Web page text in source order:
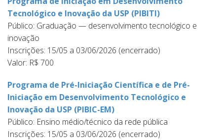
Tecnológico e Inovação da USP (PIBITI)
Público: Graduação — desenvolvimento tecnológico e
inovação
Inscrições: 15/05 a 03/06/2026 (encerrado)
Valor: R$ 700
Programa de Pré-Iniciação Científica e de Pré-
Iniciação em Desenvolvimento Tecnológico e
Inovação da USP (PIBIC-EM)
Público: Ensino médio/técnico da rede pública
Inscrições: 15/05 a 03/06/2026 (encerrado)